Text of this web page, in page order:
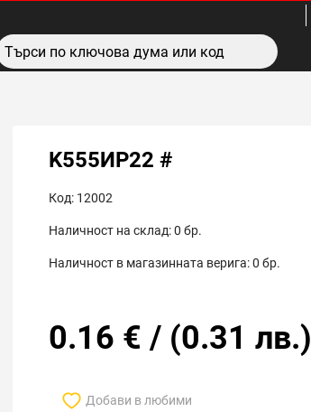
K555ИР22 #
Код: 12002
Наличност на склад:0 бр.
Наличност в магазинната верига:0 бр.
0.16 € / (0.31 лв.)
Добави в любими